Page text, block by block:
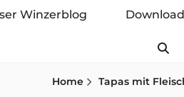
Winzerblog
Home Tapas mit